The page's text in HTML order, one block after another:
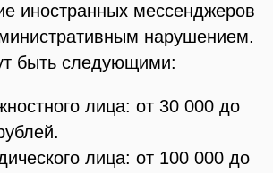
иностранных мессенджеров
нарушением.
быть следующими:
лица: от 30 000 до
лица: от 100 000 до